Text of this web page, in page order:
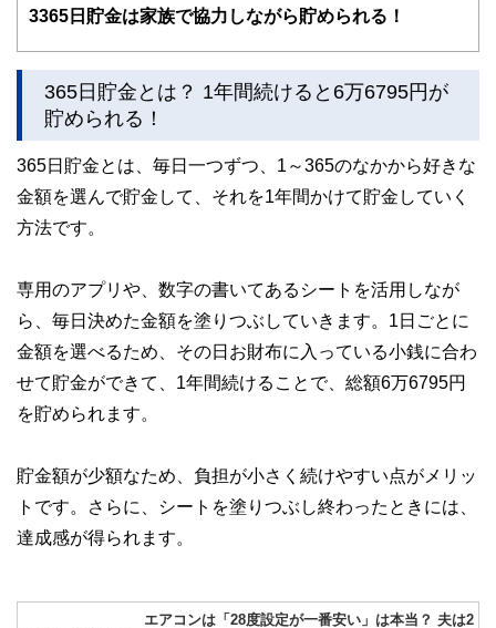
FinancialFieldの特徴は、ファイナンシャルプランナー、弁
ドバイザー、DCプランナー、公認会計士、社会保険労務
士、行政書士、投資アナリスト、キャリアコンサルタントな
ど150名以上の有資格者を執筆者・監修者として迎え、むず
かしく感じられる年金や税金、相続、保険、ローンなどの話
をわかりやすく発信している点です。
このように編集経験豊富なメンバーと金融や経済に精通した
執筆者・監修者による執筆体制を築くことで、内容のわかり
やすさはもちろんのこと、読み応えのあるコンテンツと確か
コンシェルジュを目指します。
3365日貯金は家族で協力しながら貯められる！
365日貯金とは？ 1年間続けると6万6795円が
貯められる！
365日貯金とは、毎日一つずつ、1～365のなかから好きな
金額を選んで貯金して、それを1年間かけて貯金していく
方法です。
専用のアプリや、数字の書いてあるシートを活用しなが
ら、毎日決めた金額を塗りつぶしていきます。1日ごとに
金額を選べるため、その日お財布に入っている小銭に合わ
せて貯金ができて、1年間続けることで、総額6万6795円
を貯められます。
貯金額が少額なため、負担が小さく続けやすい点がメリッ
トです。さらに、シートを塗りつぶし終わったときには、
達成感が得られます。
エアコンは「28度設定が一番安い」は本当？ 夫は2